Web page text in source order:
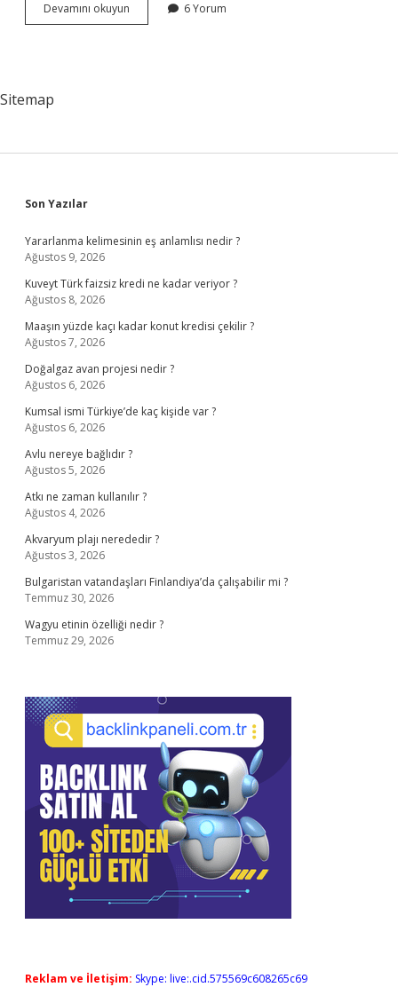
Devamını okuyun
Haftalık
6 Yorum
Sitemap
Sidebar
Son Yazılar
Yararlanma kelimesinin eş anlamlısı nedir ?
Ağustos 9, 2026
Kuveyt Türk faizsiz kredi ne kadar veriyor ?
Ağustos 8, 2026
Maaşın yüzde kaçı kadar konut kredisi çekilir ?
Ağustos 7, 2026
Doğalgaz avan projesi nedir ?
Ağustos 6, 2026
Kumsal ismi Türkiye’de kaç kişide var ?
Ağustos 6, 2026
Avlu nereye bağlıdır ?
Ağustos 5, 2026
Atkı ne zaman kullanılır ?
Ağustos 4, 2026
Akvaryum plajı nerededir ?
Ağustos 3, 2026
Bulgaristan vatandaşları Finlandiya’da çalışabilir mi ?
Temmuz 30, 2026
Wagyu etinin özelliği nedir ?
Temmuz 29, 2026
Reklam ve İletişim: Skype: live:.cid.575569c608265c69